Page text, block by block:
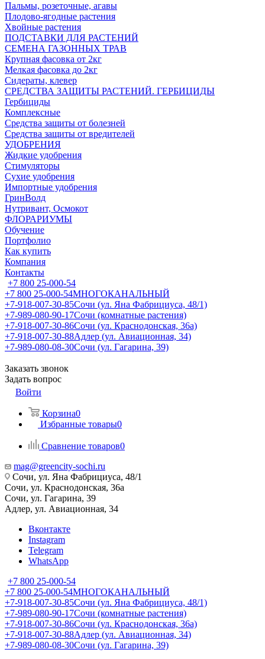
Пальмы, розеточные, агавы
Плодово-ягодные растения
Хвойные растения
ПОДСТАВКИ ДЛЯ РАСТЕНИЙ
СЕМЕНА ГАЗОННЫХ ТРАВ
Крупная фасовка от 2кг
Мелкая фасовка до 2кг
Сидераты, клевер
СРЕДСТВА ЗАЩИТЫ РАСТЕНИЙ. ГЕРБИЦИДЫ
Гербициды
Комплексные
Средства защиты от болезней
Средства защиты от вредителей
УДОБРЕНИЯ
Жидкие удобрения
Стимуляторы
Сухие удобрения
Импортные удобрения
ГринВолд
Нутривант, Осмокот
ФЛОРАРИУМЫ
Обучение
Портфолио
Как купить
Компания
Контакты
+7 800 25-000-54
+7 800 25-000-54МНОГОКАНАЛЬНЫЙ
+7-918-007-30-85Сочи (ул. Яна Фабрициуса, 48/1)
+7-989-080-90-17Сочи (комнатные растения)
+7-918-007-30-86Сочи (ул. Краснодонская, 36а)
+7-918-007-30-88Адлер (ул. Авиационная, 34)
+7-989-080-08-30Сочи (ул. Гагарина, 39)
Заказать звонок
Задать вопрос
Войти
Корзина0
Избранные товары0
Сравнение товаров0
mag@greencity-sochi.ru
Сочи, ул. Яна Фабрициуса, 48/1
Сочи, ул. Краснодонская, 36а
Сочи, ул. Гагарина, 39
Адлер, ул. Авиационная, 34
Вконтакте
Instagram
Telegram
WhatsApp
+7 800 25-000-54
+7 800 25-000-54МНОГОКАНАЛЬНЫЙ
+7-918-007-30-85Сочи (ул. Яна Фабрициуса, 48/1)
+7-989-080-90-17Сочи (комнатные растения)
+7-918-007-30-86Сочи (ул. Краснодонская, 36а)
+7-918-007-30-88Адлер (ул. Авиационная, 34)
+7-989-080-08-30Сочи (ул. Гагарина, 39)